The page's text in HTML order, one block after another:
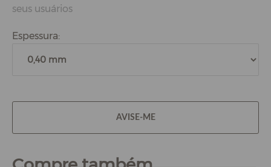
seus usuários
Espessura:
AVISE-ME